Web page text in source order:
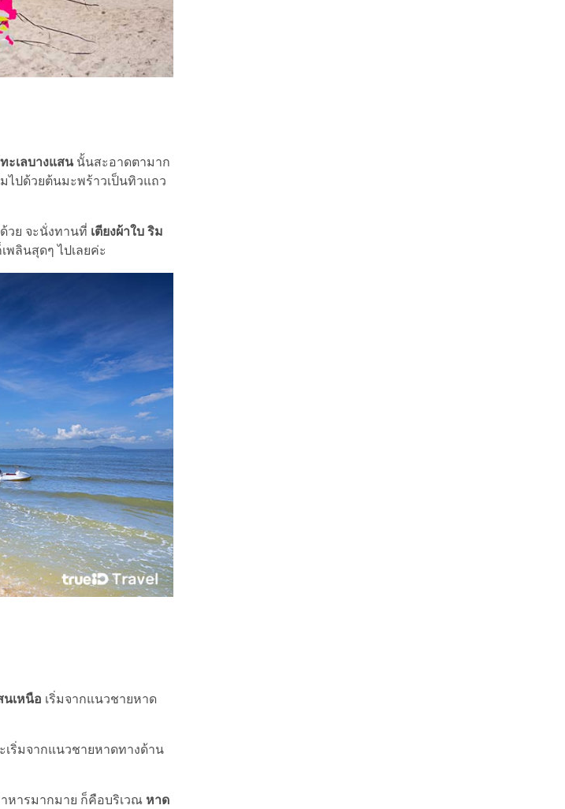
ทะเลบางแสนนั้นสะอาดตามาก
ไปด้วยต้นมะพร้าวเป็นทิวแถว
วย จะนั่งทานที่ เตียงผ้าใบ ริม
พลินสุดๆ ไปเลยค่ะ
นเหนือ เริ่มจากแนวชายหาด
เริ่มจากแนวชายหาดทางด้าน
หารมากมาย ก็คือบริเวณ หาด